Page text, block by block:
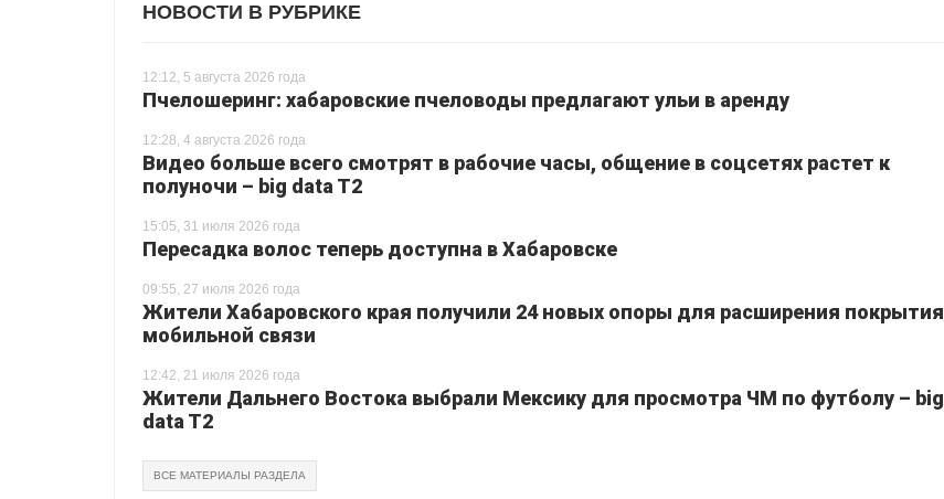
НОВОСТИ В РУБРИКЕ
12:12, 5 августа 2026 года
Пчелошеринг: хабаровские пчеловоды предлагают ульи в аренду
12:28, 4 августа 2026 года
Видео больше всего смотрят в рабочие часы, общение в соцсетях растет к
полуночи – big data T2
15:05, 31 июля 2026 года
Пересадка волос теперь доступна в Хабаровске
09:55, 27 июля 2026 года
Жители Хабаровского края получили 24 новых опоры для расширения покрытия
мобильной связи
12:42, 21 июля 2026 года
Жители Дальнего Востока выбрали Мексику для просмотра ЧМ по футболу – big
data T2
ВСЕ МАТЕРИАЛЫ РАЗДЕЛА